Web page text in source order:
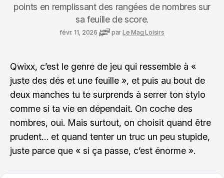
points en remplissant des rangées de nombres sur
sa feuille de score.
févr. 11, 2026 par Le Mag Loisirs
Qwixx, c’est le genre de jeu qui ressemble à «
juste des dés et une feuille », et puis au bout de
deux manches tu te surprends à serrer ton stylo
comme si ta vie en dépendait. On coche des
nombres, oui. Mais surtout, on choisit quand être
prudent… et quand tenter un truc un peu stupide,
juste parce que « si ça passe, c’est énorme ».